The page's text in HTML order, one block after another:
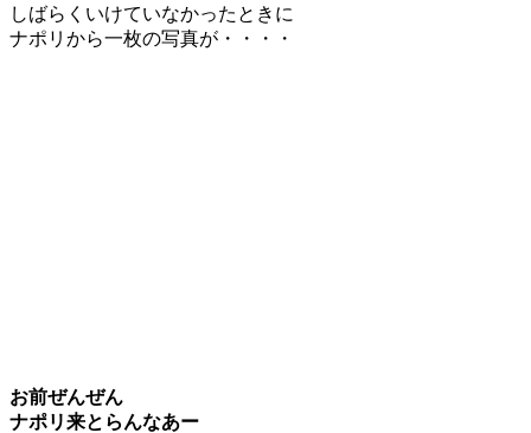
しばらくいけていなかったときに
ナポリから一枚の写真が・・・・
お前ぜんぜん
ナポリ来とらんなあー